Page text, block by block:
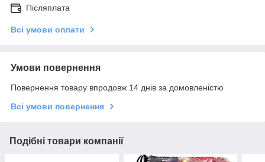
Післяплата
Всі умови оплати
Умови повернення
Повернення товару впродовж 14 днів за домовленістю
Всі умови повернення
Подібні товари компанії